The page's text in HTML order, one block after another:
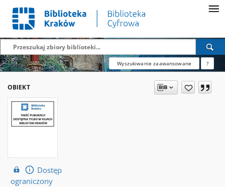
Wyszukiwanie zaawansowane ?
OBIEKT
Dostęp
ograniczony